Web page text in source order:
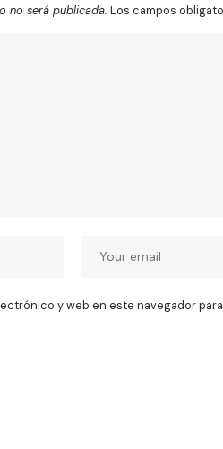
no será publicada. Los campos
y web en este navegador